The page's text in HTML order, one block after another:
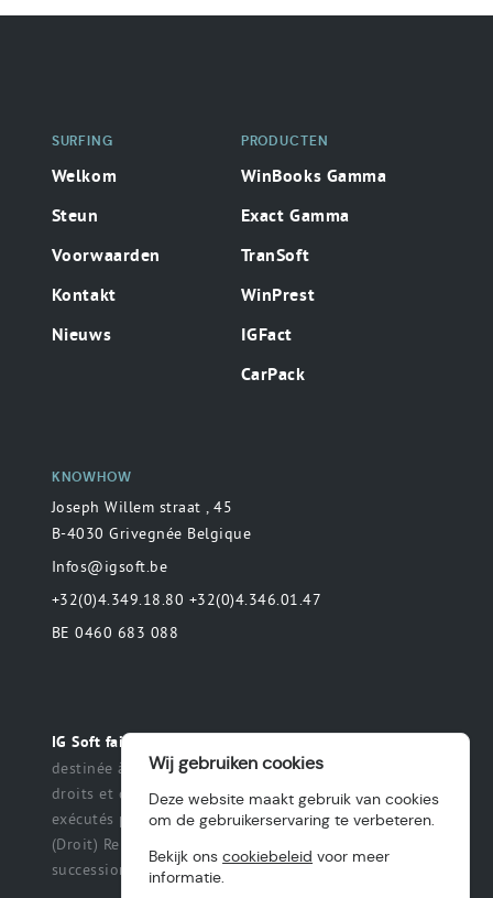
Secondaire
SURFING
Welkom
Steun
Voorwaarden
Kontakt
Nieuws
PRODUCTEN
WinBooks Gamma
Exact Gamma
TranSoft
WinPrest
IGFact
CarPack
KNOWHOW
Joseph Willem straat , 45
B-4030 Grivegnée Belgique
Infos@igsoft.be
+32(0)4.349.18.80 +32(0)4.346.01.47
BE 0460 683 088
IG Soft fait partie du groupe MAS.
destinée à préciser ou de délimiter le champ des
droits et des obligations qui peuvent être exercés et
exécutés par les parties dans une relation légale.
(Droit) Renonciation à un titre, des intérêts, une
succession ou une fiducie, etc.
Wij gebruiken cookies
Deze website maakt gebruik van cookies
om de gebruikerservaring te verbeteren.
Bekijk onscookiebeleid voor meer
informatie.